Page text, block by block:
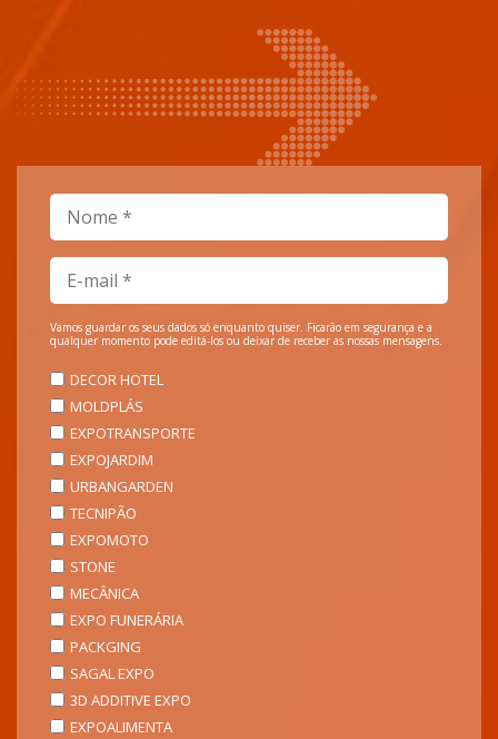
Vamos guardar os seus dados só enquanto quiser. Ficarão em segurança e a
qualquer momento pode editá-los ou deixar de receber as nossas mensagens.
DECOR HOTEL
MOLDPLÁS
EXPOTRANSPORTE
EXPOJARDIM
URBANGARDEN
TECNIPÃO
EXPOMOTO
STONE
MECÂNICA
EXPO FUNERÁRIA
PACKGING
SAGAL EXPO
3D ADDITIVE EXPO
EXPOALIMENTA